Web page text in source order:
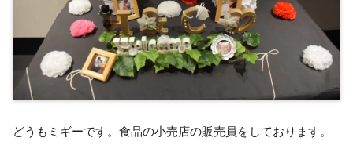
どうもミギーです。食品の小売店の販売員をしております。